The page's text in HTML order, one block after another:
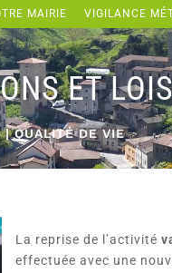
MAIRIE VIGILANCE
ET
|QUALITÉ DE VIE
La reprise de l’activité
effectuée avec une